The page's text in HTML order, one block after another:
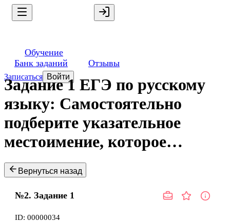
Обучение
Банк заданий
Отзывы
Записаться Войти
Задание 1 ЕГЭ по русскому
языку: Самостоятельно
подберите указательное
местоимение, которое…
Вернуться назад
№2. Задание 1
ID: 00000034